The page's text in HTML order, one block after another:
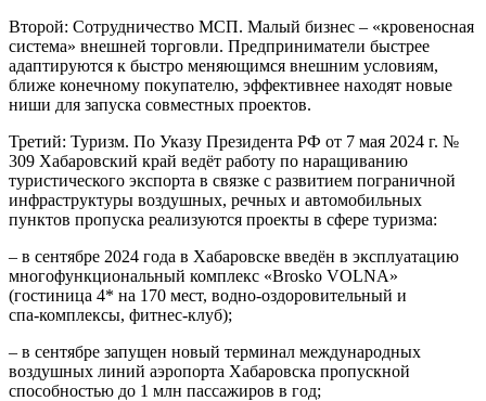
Второй: Сотрудничество МСП. Малый бизнес – «кровеносная
система» внешней торговли. Предприниматели быстрее
адаптируются к быстро меняющимся внешним условиям,
ближе конечному покупателю, эффективнее находят новые
ниши для запуска совместных проектов.
Третий: Туризм. По Указу Президента РФ от 7 мая 2024 г. №
309 Хабаровский край ведёт работу по наращиванию
туристического экспорта в связке с развитием пограничной
инфраструктуры воздушных, речных и автомобильных
пунктов пропуска реализуются проекты в сфере туризма:
– в сентябре 2024 года в Хабаровске введён в эксплуатацию
многофункциональный комплекс «Brosko VOLNA»
(гостиница 4* на 170 мест, водно‑оздоровительный и
спа‑комплексы, фитнес‑клуб);
– в сентябре запущен новый терминал международных
воздушных линий аэропорта Хабаровска пропускной
способностью до 1 млн пассажиров в год;